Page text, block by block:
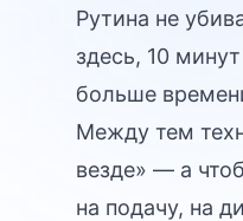
Рутина не
здесь, 10
больше
Между тем
везде» — а
на подачу, на